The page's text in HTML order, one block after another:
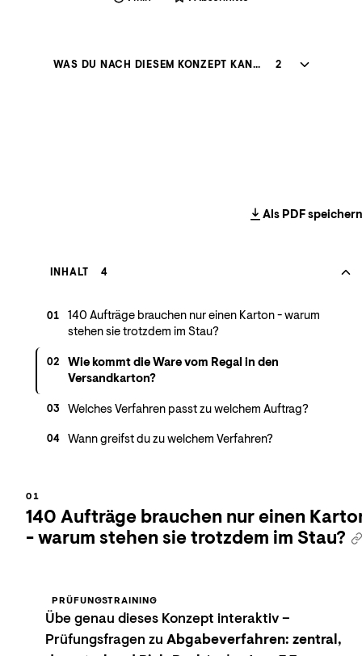
WAS DU NACH DIESEM KONZEPT KANNST 2
Als PDF speichern
INHALT 4
01
140 Aufträge brauchen nur einen Karton - warum
stehen sie trotzdem im Stau?
02
Wie kommt die Ware vom Regal in den
Versandkarton?
03 Welches Verfahren passt zu welchem Auftrag?
04 Wann greifst du zu welchem Verfahren?
140 Aufträge brauchen nur einen
- warum stehen sie trotzdem im Stau?
PRÜFUNGSTRAINING
Übe genau dieses Konzept interaktiv –
Prüfungsfragen zu Abgabeverfahren: zentral,